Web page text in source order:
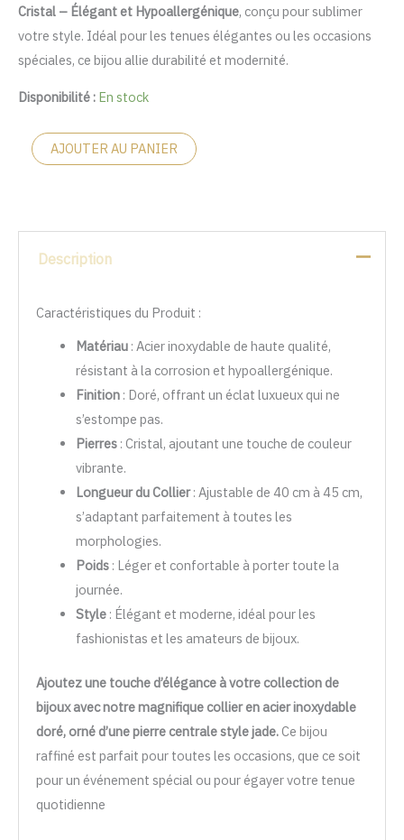
était :
د.م. 200.
est :
د.م. 149.
Cristal – Élégant et Hypoallergénique, conçu pour sublimer
votre style. Idéal pour les tenues élégantes ou les occasions
spéciales, ce bijou allie durabilité et modernité.
Disponibilité : En stock
AJOUTER AU PANIER
Description
Caractéristiques du Produit :
Matériau: Acier inoxydable de haute qualité,
résistant à la corrosion et hypoallergénique.
Finition: Doré, offrant un éclat luxueux qui ne
s’estompe pas.
Pierres: Cristal, ajoutant une touche de couleur
vibrante.
Longueur du Collier: Ajustable de 40 cm à 45 cm,
s’adaptant parfaitement à toutes les
morphologies.
Poids: Léger et confortable à porter toute la
journée.
Style: Élégant et moderne, idéal pour les
fashionistas et les amateurs de bijoux.
Ajoutez une touche d’élégance à votre collection de
bijoux avec notre magnifique collier en acier inoxydable
doré, orné d’une pierre centrale style jade.Ce bijou
raffiné est parfait pour toutes les occasions, que ce soit
pour un événement spécial ou pour égayer votre tenue
quotidienne